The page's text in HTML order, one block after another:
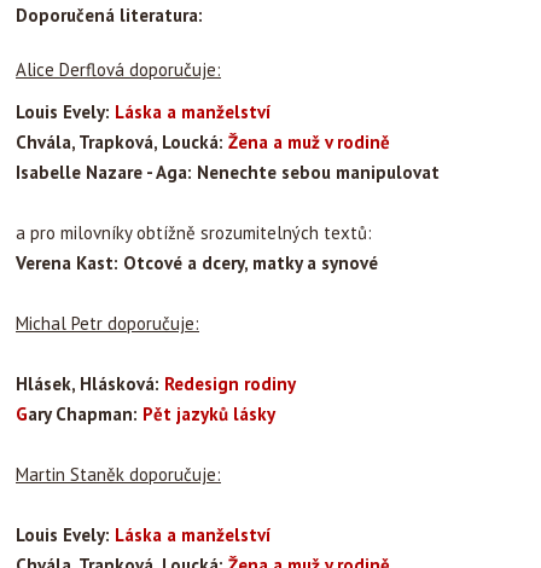
Doporučená literatura:
Alice Derflová doporučuje:
Louis Evely: Láska a manželství
Chvála, Trapková, Loucká: Žena a muž v rodině
Isabelle Nazare - Aga: Nenechte sebou manipulovat
a pro milovníky obtížně srozumitelných textů:
Verena Kast: Otcové a dcery, matky a synové
Michal Petr doporučuje:
Hlásek, Hlásková: Redesign rodiny
Gary Chapman: Pět jazyků lásky
Martin Staněk doporučuje:
Louis Evely: Láska a manželství